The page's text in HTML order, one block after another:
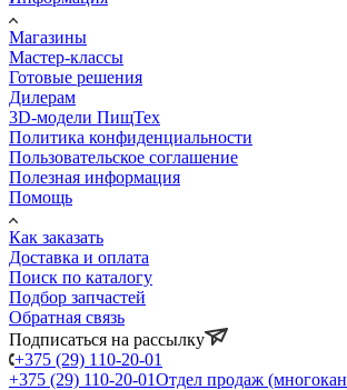
Магазины
Мастер-классы
Готовые решения
Дилерам
3D-модели ПищТех
Политика конфиденциальности
Пользовательское соглашение
Полезная информация
Помощь
Как заказать
Доставка и оплата
Поиск по каталогу
Подбор запчастей
Обратная связь
Подписаться на рассылку
+375 (29) 110-20-01
+375 (29) 110-20-01Отдел продаж